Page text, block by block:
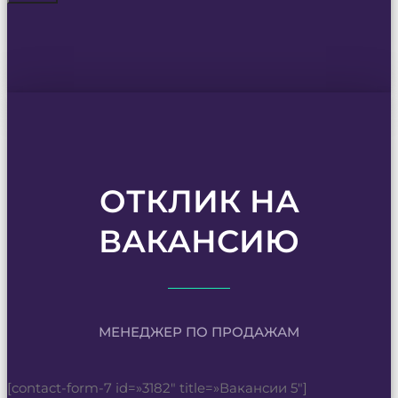
ОТКЛИК НА
ВАКАНСИЮ
МЕНЕДЖЕР ПО ПРОДАЖАМ
[contact-form-7 id=»3182″ title=»Вакансии 5″]